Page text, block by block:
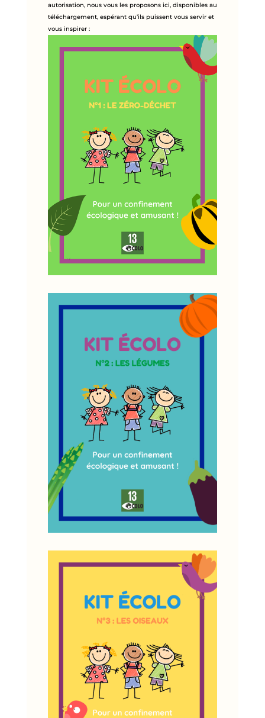
autorisation, nous vous les proposons ici, disponibles au
téléchargement, espérant qu’ils puissent vous servir et
vous inspirer :